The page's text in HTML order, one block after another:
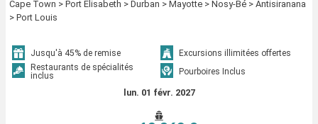
Cape Town > Port Elisabeth > Durban > Mayotte > Nosy-Bé > Antisiranana
> Port Louis
Jusqu'à 45% de remise
Excursions illimitées offertes
Restaurants de spécialités
inclus
Pourboires Inclus
lun. 01 févr. 2027